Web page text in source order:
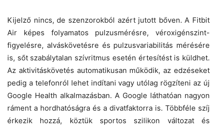
Kijelző nincs, de szenzorokból azért jutott bőven. A Fitbit
Air képes folyamatos pulzusmérésre, véroxigénszint-
figyelésre, alváskövetésre és pulzusvariabilitás mérésére
is, sőt szabálytalan szívritmus esetén értesítést is küldhet.
Az aktivitáskövetés automatikusan működik, az edzéseket
pedig a telefonról lehet indítani vagy utólag rögzíteni az új
Google Health alkalmazásban. A Google láthatóan nagyon
ráment a hordhatóságra és a divatfaktorra is. Többféle szíj
érkezik hozzá, köztük sportos szilikon változat és